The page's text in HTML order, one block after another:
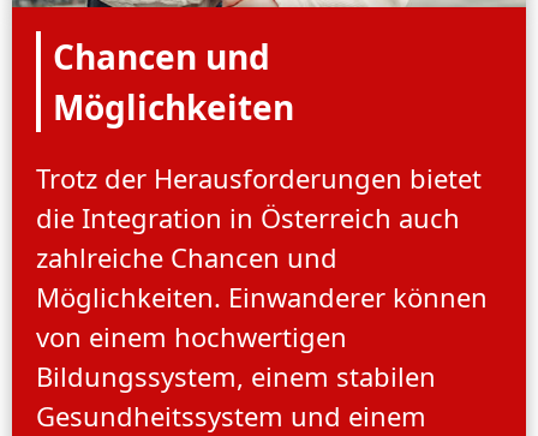
Chancen und
Möglichkeiten
Trotz der Herausforderungen bietet
die Integration in Österreich auch
zahlreiche Chancen und
Möglichkeiten. Einwanderer können
von einem hochwertigen
Bildungssystem, einem stabilen
Gesundheitssystem und einem